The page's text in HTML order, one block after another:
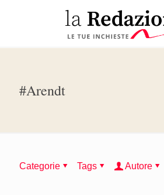
#Arendt
Categorie Tags Autore